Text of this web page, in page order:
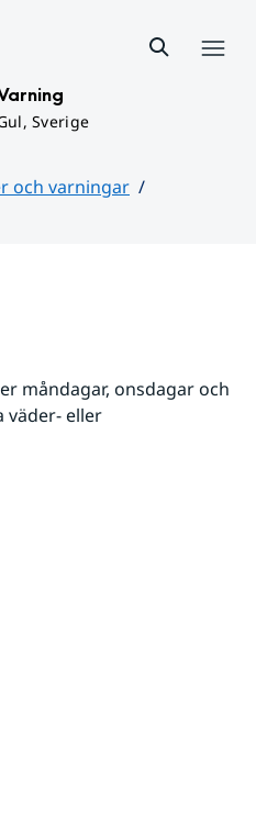
Sverige
och varningar
måndagar, onsdagar och
väder- eller